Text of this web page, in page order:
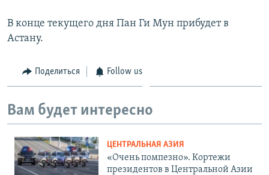
В конце текущего дня Пан Ги Мун прибудет в
Астану.
Поделиться Follow us
Вам будет интересно
ЦЕНТРАЛЬНАЯ АЗИЯ
«Очень помпезно». Кортежи
президентов в Центральной Азии